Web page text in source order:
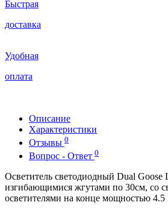
Быстрая
доставка
Удобная
оплата
Описание
Характеристики
Отзывы 0
Вопрос - Ответ 0
Осветитель светодиодный Dual Goose
изгибающимися жгутами по 30см, со
осветителями на конце мощностью 4.5